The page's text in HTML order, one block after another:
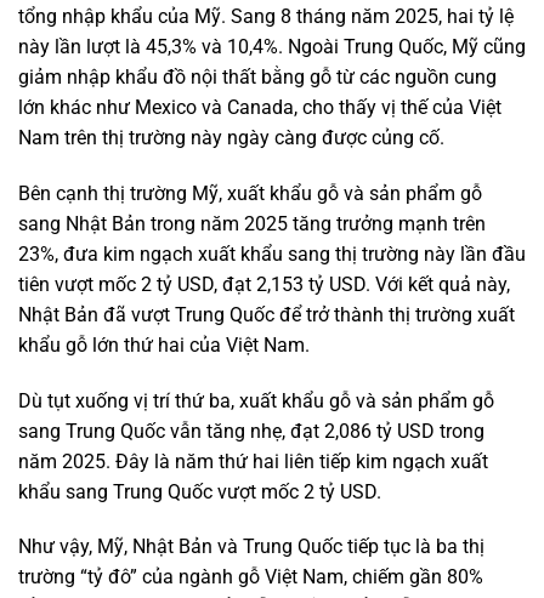
tổng nhập khẩu của Mỹ. Sang 8 tháng năm 2025, hai tỷ lệ
này lần lượt là 45,3% và 10,4%. Ngoài Trung Quốc, Mỹ cũng
giảm nhập khẩu đồ nội thất bằng gỗ từ các nguồn cung
lớn khác như Mexico và Canada, cho thấy vị thế của Việt
Nam trên thị trường này ngày càng được củng cố.
Bên cạnh thị trường Mỹ, xuất khẩu gỗ và sản phẩm gỗ
sang Nhật Bản trong năm 2025 tăng trưởng mạnh trên
23%, đưa kim ngạch xuất khẩu sang thị trường này lần đầu
tiên vượt mốc 2 tỷ USD, đạt 2,153 tỷ USD. Với kết quả này,
Nhật Bản đã vượt Trung Quốc để trở thành thị trường xuất
khẩu gỗ lớn thứ hai của Việt Nam.
Dù tụt xuống vị trí thứ ba, xuất khẩu gỗ và sản phẩm gỗ
sang Trung Quốc vẫn tăng nhẹ, đạt 2,086 tỷ USD trong
năm 2025. Đây là năm thứ hai liên tiếp kim ngạch xuất
khẩu sang Trung Quốc vượt mốc 2 tỷ USD.
Như vậy, Mỹ, Nhật Bản và Trung Quốc tiếp tục là ba thị
trường “tỷ đô” của ngành gỗ Việt Nam, chiếm gần 80%